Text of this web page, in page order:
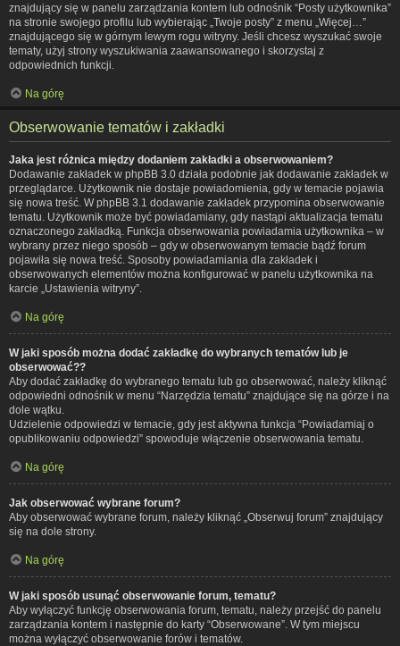
znajdujący się w panelu zarządzania kontem lub odnośnik “Posty użytkownika”
na stronie swojego profilu lub wybierając „Twoje posty” z menu „Więcej…”
znajdującego się w górnym lewym rogu witryny. Jeśli chcesz wyszukać swoje
tematy, użyj strony wyszukiwania zaawansowanego i skorzystaj z
odpowiednich funkcji.
Na górę
Obserwowanie tematów i zakładki
Jaka jest różnica między dodaniem zakładki a obserwowaniem?
Dodawanie zakładek w phpBB 3.0 działa podobnie jak dodawanie zakładek w
przeglądarce. Użytkownik nie dostaje powiadomienia, gdy w temacie pojawia
się nowa treść. W phpBB 3.1 dodawanie zakładek przypomina obserwowanie
tematu. Użytkownik może być powiadamiany, gdy nastąpi aktualizacja tematu
oznaczonego zakładką. Funkcja obserwowania powiadamia użytkownika – w
wybrany przez niego sposób – gdy w obserwowanym temacie bądź forum
pojawiła się nowa treść. Sposoby powiadamiania dla zakładek i
obserwowanych elementów można konfigurować w panelu użytkownika na
karcie „Ustawienia witryny”.
Na górę
W jaki sposób można dodać zakładkę do wybranych tematów lub je
obserwować??
Aby dodać zakładkę do wybranego tematu lub go obserwować, należy kliknąć
odpowiedni odnośnik w menu “Narzędzia tematu” znajdujące się na górze i na
dole wątku.
Udzielenie odpowiedzi w temacie, gdy jest aktywna funkcja “Powiadamiaj o
opublikowaniu odpowiedzi” spowoduje włączenie obserwowania tematu.
Na górę
Jak obserwować wybrane forum?
Aby obserwować wybrane forum, należy kliknąć „Obserwuj forum” znajdujący
się na dole strony.
Na górę
W jaki sposób usunąć obserwowanie forum, tematu?
Aby wyłączyć funkcję obserwowania forum, tematu, należy przejść do panelu
zarządzania kontem i następnie do karty “Obserwowane”. W tym miejscu
można wyłączyć obserwowanie forów i tematów.